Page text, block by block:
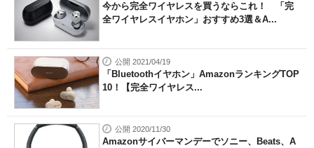
今から完全ワイヤレスを買うならこれ！ 「完
全ワイヤレスイヤホン」おすすめ3選＆A...
公開 2021/04/19
「Bluetoothイヤホン」AmazonランキングTOP
10！【完全ワイヤレス...
公開 2020/11/30
Amazonサイバーマンデーでソニー、Beats、A